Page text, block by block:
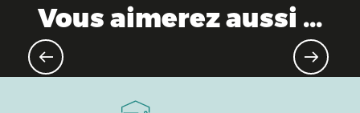
Vous aimerez aussi ...